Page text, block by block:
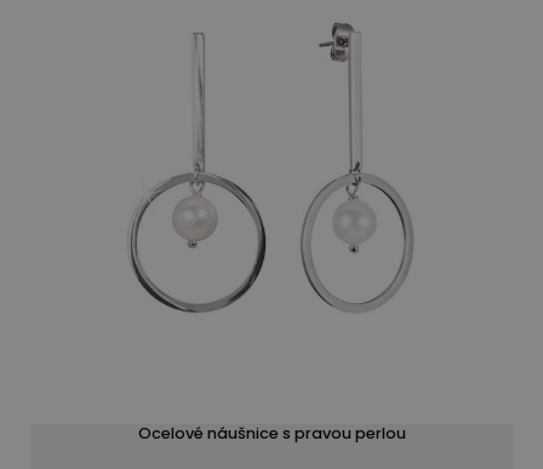
Ocelové náušnice s pravou perlou